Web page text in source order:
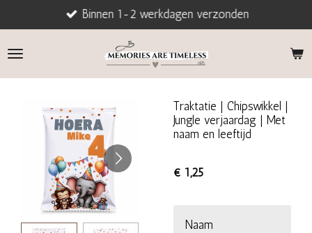
direct
naar
Binnen 1-2 werkdagen verzonden
Traktatie | Chipswikkel |
Jungle verjaardag | Met
naam en leeftijd
€ 1,25
Naam